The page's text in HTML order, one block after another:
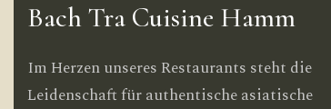
Bach Tra Cuisine Hamm
Im Herzen unseres Restaurants steht die
Leidenschaft für authentische asiatische